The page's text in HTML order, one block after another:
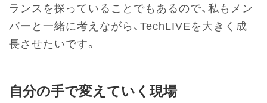
ランスを探っていることでもあるので、私もメン
バーと一緒に考えながら、TechLIVEを大きく成
長させたいです。
自分の手で変えていく現場